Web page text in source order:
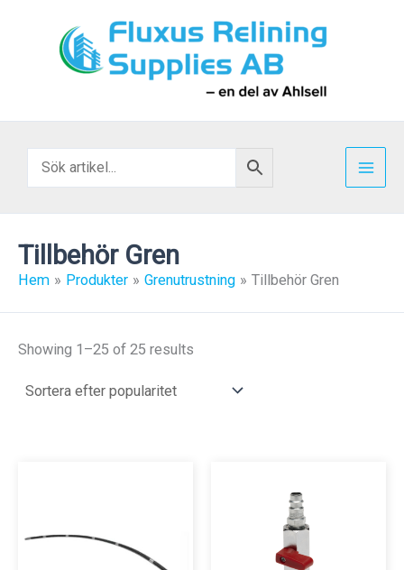
Tillbehör Gren
Hem Produkter Grenutrustning Tillbehör Gren
Showing 1–25 of 25 results